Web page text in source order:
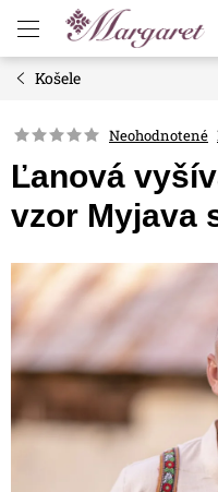
obsah
Košele
Neohodnotené
Ľanová
vzor Myjava